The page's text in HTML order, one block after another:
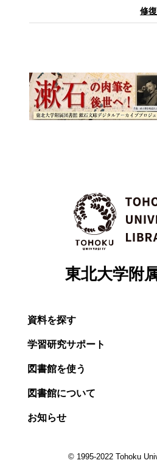
修復
東北大学附
資料を探す
学習研究サポート
図書館を使う
図書館について
お知らせ
© 1995-2022 Tohoku